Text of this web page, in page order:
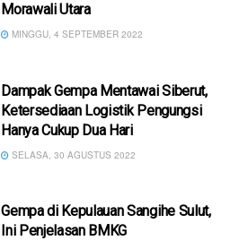
Morawali Utara
MINGGU, 4 SEPTEMBER 2022
Dampak Gempa Mentawai Siberut,
Ketersediaan Logistik Pengungsi
Hanya Cukup Dua Hari
SELASA, 30 AGUSTUS 2022
Gempa di Kepulauan Sangihe Sulut,
Ini Penjelasan BMKG